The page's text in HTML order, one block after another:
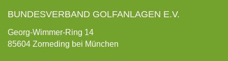
BUNDESVERBAND GOLFANLAGEN E.V.
Georg-Wimmer-Ring 14
85604 Zorneding bei München